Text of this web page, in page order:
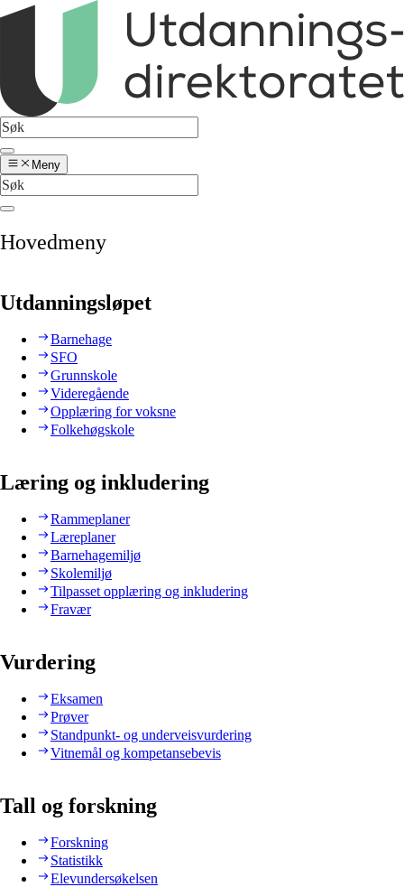
Meny
Hovedmeny
Utdanningsløpet
Barnehage
SFO
Grunnskole
Videregående
Opplæring for voksne
Folkehøgskole
Læring og inkludering
Rammeplaner
Læreplaner
Barnehagemiljø
Skolemiljø
Tilpasset opplæring og inkludering
Fravær
Vurdering
Eksamen
Prøver
Standpunkt- og underveisvurdering
Vitnemål og kompetansebevis
Tall og forskning
Forskning
Statistikk
Elevundersøkelsen